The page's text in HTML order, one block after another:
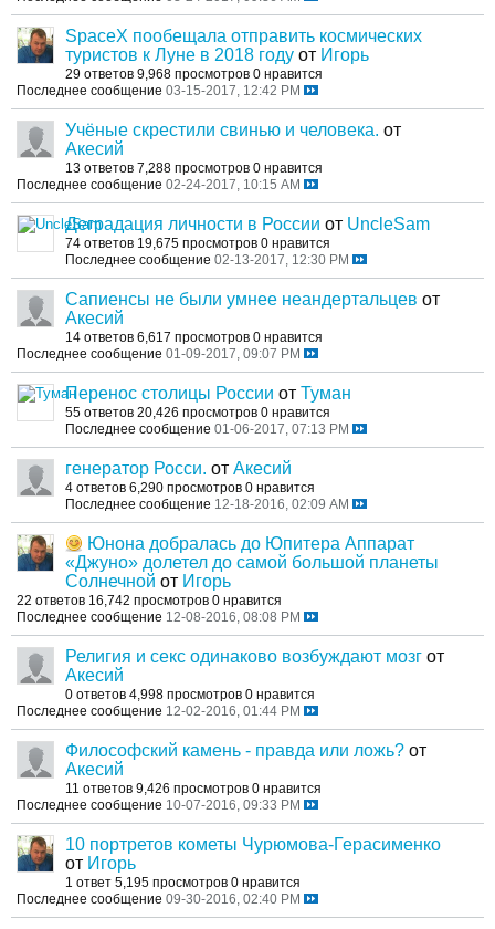
SpaceX пообещала отправить космических
туристов к Луне в 2018 году от Игорь
29 ответов 9,968 просмотров 0 нравится
Последнее сообщение 03-15-2017, 12:42 PM
Учёные скрестили свинью и человека. от
Акесий
13 ответов 7,288 просмотров 0 нравится
Последнее сообщение 02-24-2017, 10:15 AM
Деградация личности в России от UncleSam
74 ответов 19,675 просмотров 0 нравится
Последнее сообщение 02-13-2017, 12:30 PM
Сапиенсы не были умнее неандертальцев от
Акесий
14 ответов 6,617 просмотров 0 нравится
Последнее сообщение 01-09-2017, 09:07 PM
Перенос столицы России от Туман
55 ответов 20,426 просмотров 0 нравится
Последнее сообщение 01-06-2017, 07:13 PM
генератор Росси. от Акесий
4 ответов 6,290 просмотров 0 нравится
Последнее сообщение 12-18-2016, 02:09 AM
Юнона добралась до Юпитера Аппарат
«Джуно» долетел до самой большой планеты
Солнечной от Игорь
22 ответов 16,742 просмотров 0 нравится
Последнее сообщение 12-08-2016, 08:08 PM
Религия и секс одинаково возбуждают мозг от
Акесий
0 ответов 4,998 просмотров 0 нравится
Последнее сообщение 12-02-2016, 01:44 PM
Философский камень - правда или ложь? от
Акесий
11 ответов 9,426 просмотров 0 нравится
Последнее сообщение 10-07-2016, 09:33 PM
10 портретов кометы Чурюмова-Герасименко
от Игорь
1 ответ 5,195 просмотров 0 нравится
Последнее сообщение 09-30-2016, 02:40 PM